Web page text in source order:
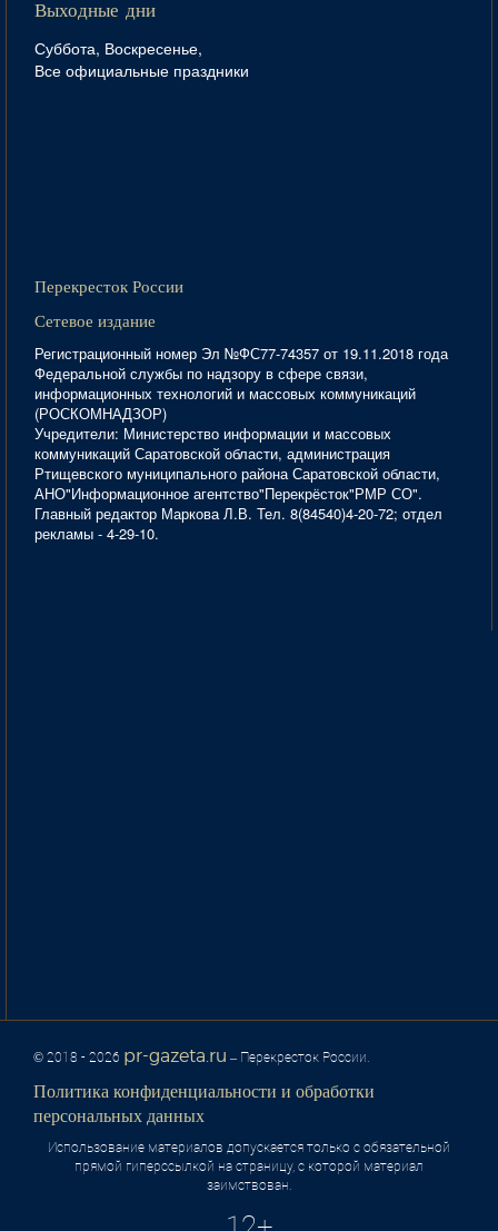
Выходные дни
Суббота, Воскресенье,
Все официальные праздники
Перекресток России
Сетевое издание
Регистрационный номер Эл №ФС77-74357 от 19.11.2018 года
Федеральной службы по надзору в сфере связи,
информационных технологий и массовых коммуникаций
(РОСКОМНАДЗОР)
Учредители: Министерство информации и массовых
коммуникаций Саратовской области, администрация
Ртищевского муниципального района Саратовской области,
АНО"Информационное агентство"Перекрёсток"РМР СО".
Главный редактор Маркова Л.В. Тел. 8(84540)4-20-72; отдел
рекламы - 4-29-10.
© 2018 - 2026 pr-gazeta.ru – Перекресток России.
Политика конфиденциальности и обработки
персональных данных
Использование материалов допускается только с обязательной
прямой гиперссылкой на страницу, с которой материал
заимствован.